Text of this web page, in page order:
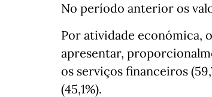
No período anterior os
Por atividade económica,
apresentar,
os serviços financeiros
(45,1%).